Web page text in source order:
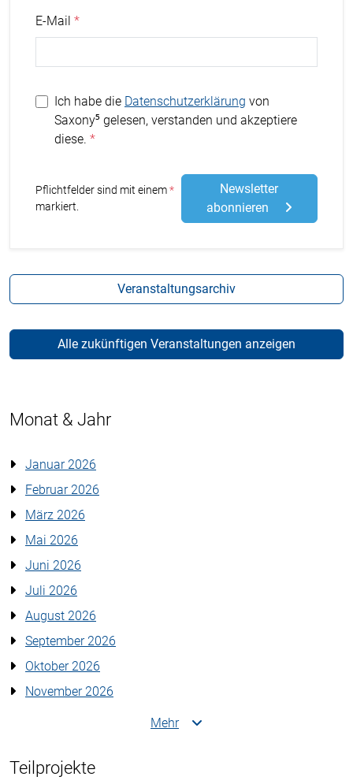
E-Mail
Ich habe die Datenschutzerklärung von
Saxony⁵ gelesen, verstanden und akzeptiere
diese.
Pflichtfelder sind mit einem Stern
markiert.
Newsletter
abonnieren
Veranstaltungsarchiv
Alle zukünftigen Veranstaltungen anzeigen
Monat & Jahr
Januar 2026
Februar 2026
März 2026
Mai 2026
Juni 2026
Juli 2026
August 2026
September 2026
Oktober 2026
November 2026
Mehr
Teilprojekte